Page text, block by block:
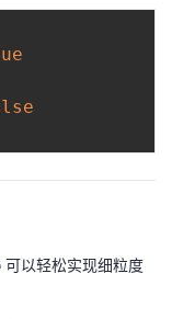
以轻松实现细粒度